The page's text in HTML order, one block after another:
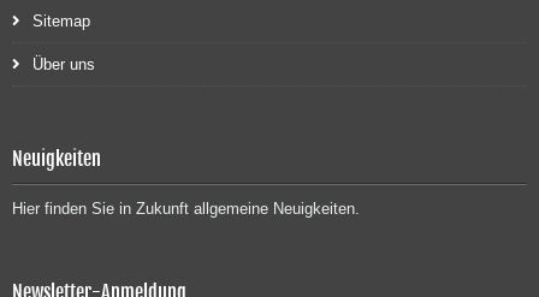
Sitemap
Über uns
Neuigkeiten
Hier finden Sie in Zukunft allgemeine Neuigkeiten.
Newsletter-Anmeldung